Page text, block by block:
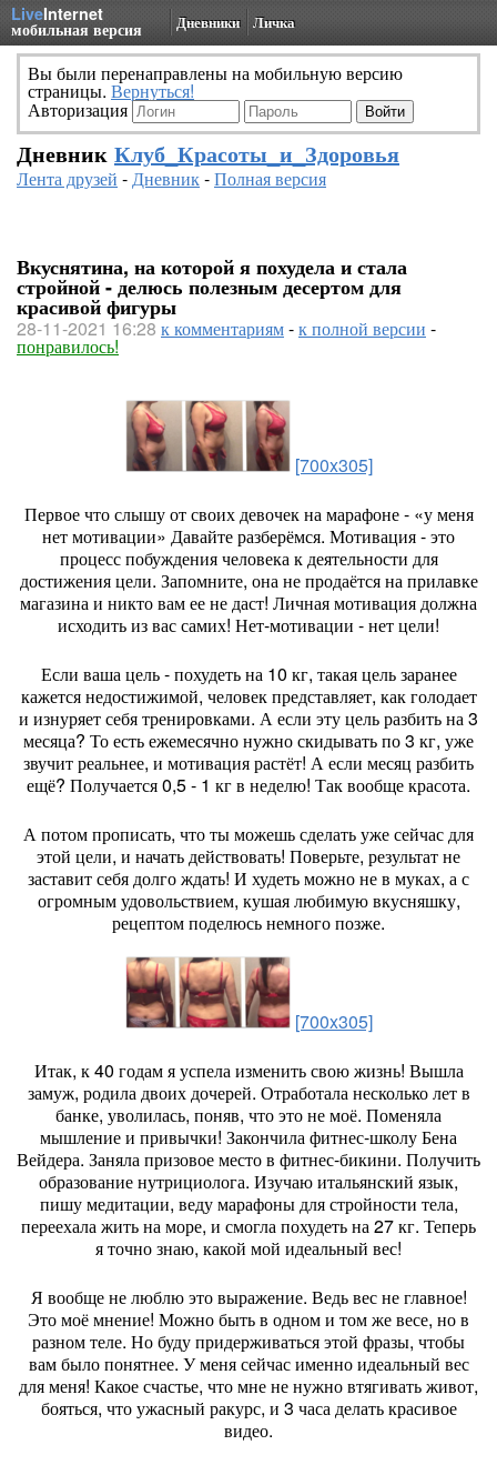
LiveInternet
мобильная версия Дневники Личка
Вы были перенаправлены на мобильную версию
страницы. Вернуться!
Авторизация
Дневник Клуб_Красоты_и_Здоровья
Лента друзей -Дневник-Полная версия
Вкуснятина, на которой я похудела и стала
стройной - делюсь полезным десертом для
красивой фигуры
28-11-2021 16:28 к комментариям-к полной версии -
понравилось!
[700x305]
Первое что слышу от своих девочек на марафоне - «у меня
нет мотивации» Давайте разберёмся. Мотивация - это
процесс побуждения человека к деятельности для
достижения цели. Запомните, она не продаётся на прилавке
магазина и никто вам ее не даст! Личная мотивация должна
исходить из вас самих! Нет-мотивации - нет цели!
Если ваша цель - похудеть на 10 кг, такая цель заранее
кажется недостижимой, человек представляет, как голодает
и изнуряет себя тренировками. А если эту цель разбить на 3
месяца? То есть ежемесячно нужно скидывать по 3 кг, уже
звучит реальнее, и мотивация растёт! А если месяц разбить
ещё? Получается 0,5 - 1 кг в неделю! Так вообще красота.
А потом прописать, что ты можешь сделать уже сейчас для
этой цели, и начать действовать! Поверьте, результат не
заставит себя долго ждать! И худеть можно не в муках, а с
огромным удовольствием, кушая любимую вкусняшку,
рецептом поделюсь немного позже.
[700x305]
Итак, к 40 годам я успела изменить свою жизнь! Вышла
замуж, родила двоих дочерей. Отработала несколько лет в
банке, уволилась, поняв, что это не моё. Поменяла
мышление и привычки! Закончила фитнес-школу Бена
Вейдера. Заняла призовое место в фитнес-бикини. Получить
образование нутрициолога. Изучаю итальянский язык,
пишу медитации, веду марафоны для стройности тела,
переехала жить на море, и смогла похудеть на 27 кг. Теперь
я точно знаю, какой мой идеальный вес!
Я вообще не люблю это выражение. Ведь вес не главное!
Это моё мнение! Можно быть в одном и том же весе, но в
разном теле. Но буду придерживаться этой фразы, чтобы
вам было понятнее. У меня сейчас именно идеальный вес
для меня! Какое счастье, что мне не нужно втягивать живот,
бояться, что ужасный ракурс, и 3 часа делать красивое
видео.